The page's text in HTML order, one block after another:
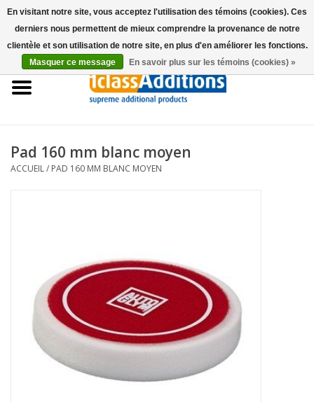
Accueil
Stockage de voitures
Les concessionnaires
Pad 160 mm blanc moyen
ACCUEIL/ PAD 160 MM BLANC MOYEN
En visitant notre site, vous acceptez l'utilisation des témoins (cookies). Ces
derniers nous permettent de mieux comprendre la provenance de notre
clientèle et son utilisation de notre site, en plus d'en améliorer les fonctions.
Masquer ce message
En savoir plus sur les témoins (cookies) »